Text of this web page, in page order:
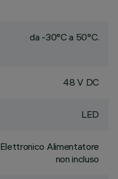
da -30°C a 50°C.
48 V DC
LED
Elettronico Alimentatore
non incluso